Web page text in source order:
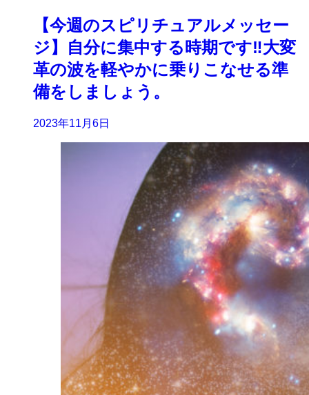
【今週のスピリチュアルメッセー
ジ】自分に集中する時期です‼︎大変
革の波を軽やかに乗りこなせる準
備をしましょう。
2023年11月6日